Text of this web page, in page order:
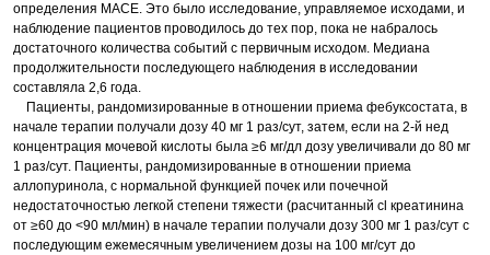
определения MACE. Это было исследование, управляемое исходами, и
наблюдение пациентов проводилось до тех пор, пока не набралось
достаточного количества событий с первичным исходом. Медиана
продолжительности последующего наблюдения в исследовании
составляла 2,6 года.
Пациенты, рандомизированные в отношении приема фебуксостата, в
начале терапии получали дозу 40 мг 1 раз/сут, затем, если на 2-й нед
концентрация мочевой кислоты была ≥6 мг/дл дозу увеличивали до 80 мг
1 раз/сут. Пациенты, рандомизированные в отношении приема
аллопуринола, с нормальной функцией почек или почечной
недостаточностью легкой степени тяжести (расчитанный сl креатинина
от ≥60 до <90 мл/мин) в начале терапии получали дозу 300 мг 1 раз/сут с
последующим ежемесячным увеличением дозы на 100 мг/сут до